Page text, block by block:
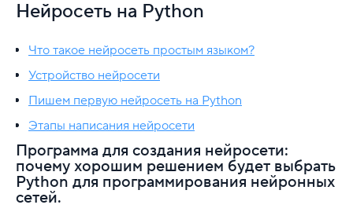
Безопасность
CMS
SSH
Нейросеть на Python
Что такое нейросеть простым языком?
Устройство нейросети
Пишем первую нейросеть на Python
Этапы написания нейросети
Программа для создания нейросети:
почему хорошим решением будет выбрать
Python для программирования нейронных
сетей.